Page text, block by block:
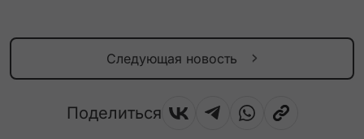
Следующая новость
Поделиться